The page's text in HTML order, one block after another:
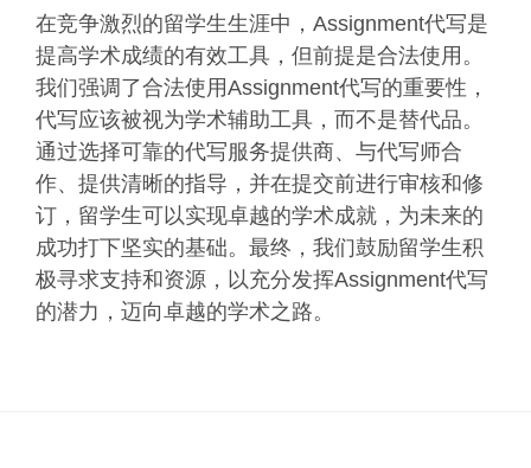
在竞争激烈的留学生生涯中，Assignment代写是
提高学术成绩的有效工具，但前提是合法使用。
我们强调了合法使用Assignment代写的重要性，
代写应该被视为学术辅助工具，而不是替代品。
通过选择可靠的代写服务提供商、与代写师合
作、提供清晰的指导，并在提交前进行审核和修
订，留学生可以实现卓越的学术成就，为未来的
成功打下坚实的基础。最终，我们鼓励留学生积
极寻求支持和资源，以充分发挥Assignment代写
的潜力，迈向卓越的学术之路。